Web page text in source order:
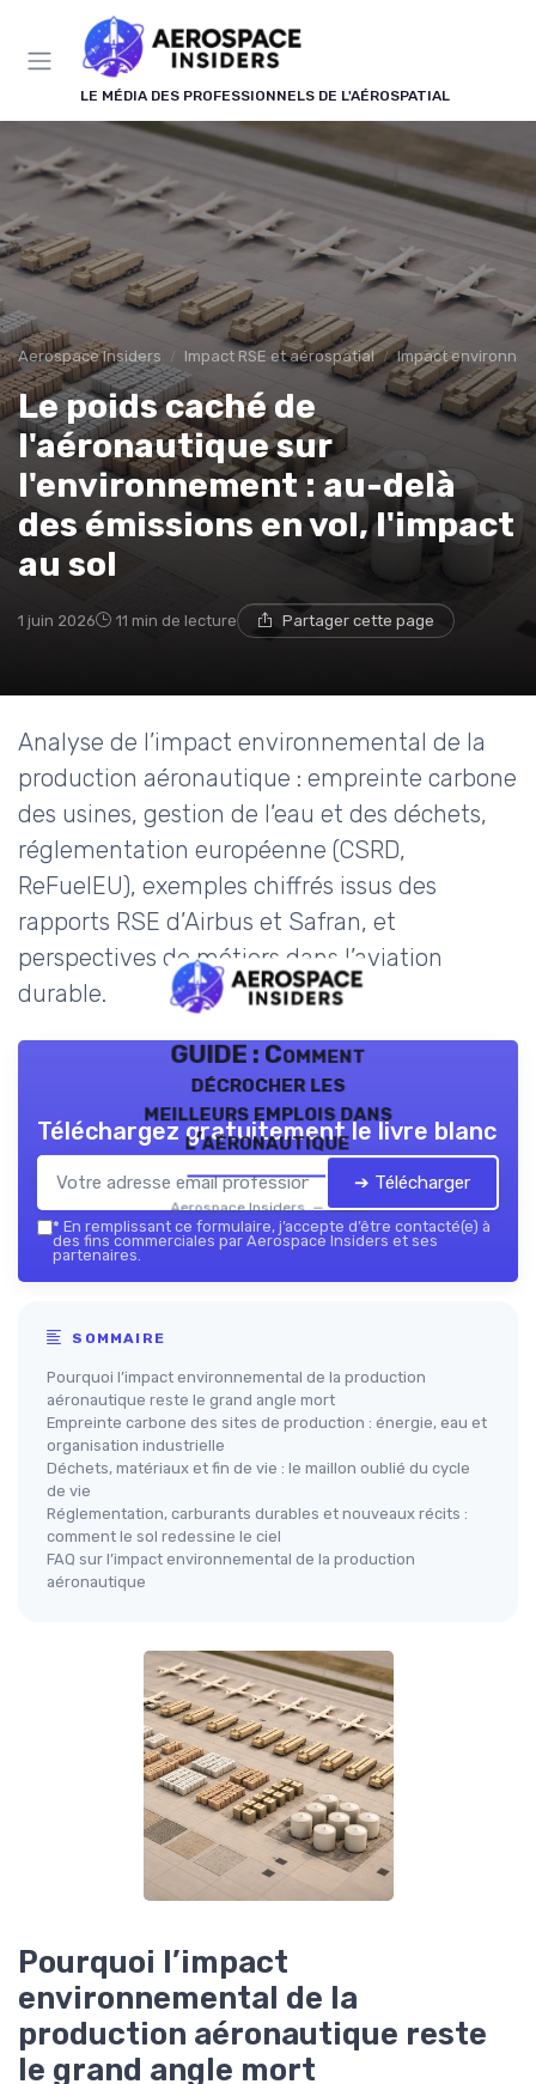
LE MÉDIA DES PROFESSIONNELS DE L'AÉROSPATIAL
Aerospace Insiders Impact RSE et aérospatial Impact
Le poids caché de
l'aéronautique sur
l'environnement : au-delà
des émissions en vol, l'impact
au sol
1 juin 2026 11 min de lecture Partager cette page
Analyse de l’impact environnemental de la
production aéronautique : empreinte carbone
des usines, gestion de l’eau et des déchets,
réglementation européenne (CSRD,
ReFuelEU), exemples chiffrés issus des
rapports RSE d’Airbus et Safran, et
perspectives de métiers dans l’aviation
durable.
GUIDE : Comment
décrocher les
meilleurs emplois dans
l’aéronautique
Aerospace Insiders — 2026
Téléchargez gratuitement le livre blanc
➔ Télécharger
* En remplissant ce formulaire, j’accepte d’être contacté(e) à
des fins commerciales par Aerospace Insiders et ses
partenaires.
SOMMAIRE
Pourquoi l’impact environnemental de la production
aéronautique reste le grand angle mort
Empreinte carbone des sites de production : énergie, eau et
organisation industrielle
Déchets, matériaux et fin de vie : le maillon oublié du cycle
de vie
Réglementation, carburants durables et nouveaux récits :
comment le sol redessine le ciel
FAQ sur l’impact environnemental de la production
aéronautique
Pourquoi l’impact
environnemental de la
production aéronautique reste
le grand angle mort
Panneau de gestion des cookies